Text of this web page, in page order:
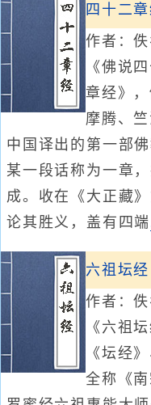
四十二
作者：佚
《佛说
章经》
摩腾、
中国译出的第一部
某一段话称为一章
成。收在《大正藏
论其胜义，盖有四端
六祖坛经
作者：佚
《六祖
《坛经
全称《